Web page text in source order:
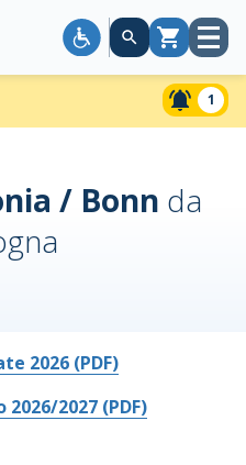
CarrelloApri
1
/ Bonn da
2026 (PDF)
2027 (PDF)